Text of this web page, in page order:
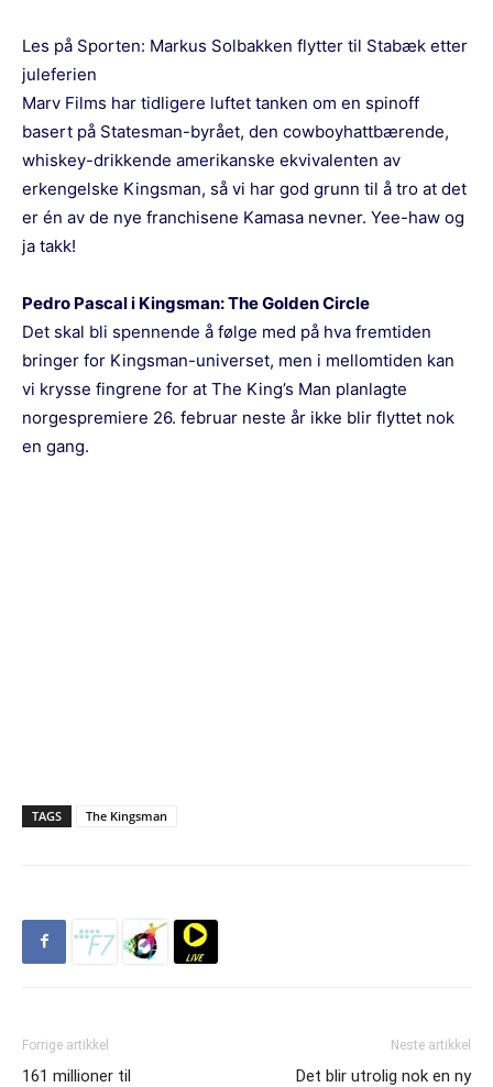
Les på Sporten: Markus Solbakken flytter til Stabæk etter
juleferien
Marv Films har tidligere luftet tanken om en spinoff
basert på Statesman-byrået, den cowboyhattbærende,
whiskey-drikkende amerikanske ekvivalenten av
erkengelske Kingsman, så vi har god grunn til å tro at det
er én av de nye franchisene Kamasa nevner. Yee-haw og
ja takk!
Pedro Pascal i Kingsman: The Golden Circle
Det skal bli spennende å følge med på hva fremtiden
bringer for Kingsman-universet, men i mellomtiden kan
vi krysse fingrene for at The King’s Man planlagte
norgespremiere 26. februar neste år ikke blir flyttet nok
en gang.
TAGS The Kingsman
Forrige artikkel
161 millioner til
Neste artikkel
Det blir utrolig nok en ny